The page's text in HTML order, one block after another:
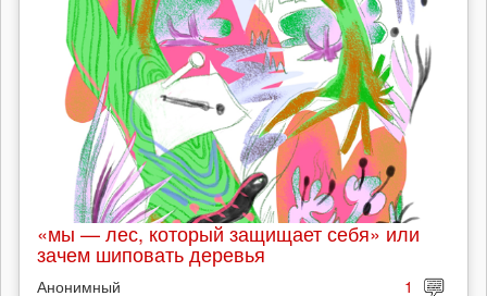
«мы — лес, который защищает себя» или
зачем шиповать деревья
Анонимный 1